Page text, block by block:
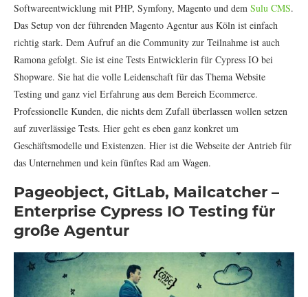
Softwareentwicklung mit PHP, Symfony, Magento und dem Sulu CMS.
Das Setup von der führenden Magento Agentur aus Köln ist einfach
richtig stark. Dem Aufruf an die Community zur Teilnahme ist auch
Ramona gefolgt. Sie ist eine Tests Entwicklerin für Cypress IO bei
Shopware. Sie hat die volle Leidenschaft für das Thema Website
Testing und ganz viel Erfahrung aus dem Bereich Ecommerce.
Professionelle Kunden, die nichts dem Zufall überlassen wollen setzen
auf zuverlässige Tests. Hier geht es eben ganz konkret um
Geschäftsmodelle und Existenzen. Hier ist die Webseite der Antrieb für
das Unternehmen und kein fünftes Rad am Wagen.
Pageobject, GitLab, Mailcatcher –
Enterprise Cypress IO Testing für
große Agentur